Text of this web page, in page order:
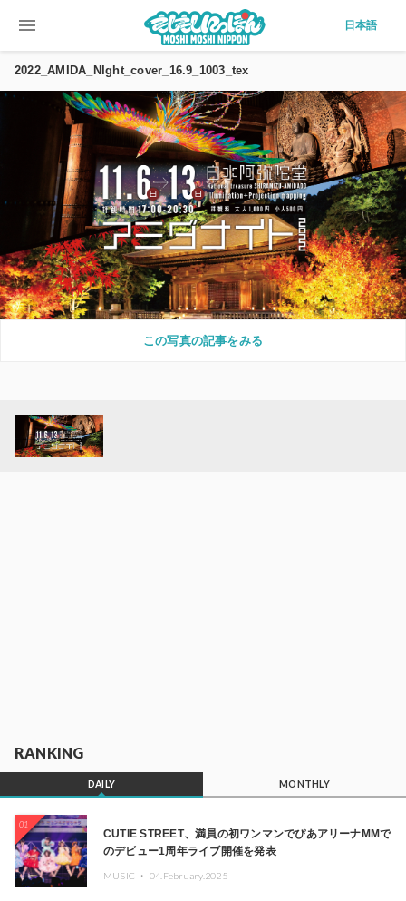
menu 日本語
2022_AMIDA_NIght_cover_16.9_1003_tex
この写真の記事をみる
RANKING
DAILY MONTHLY
01
CUTIE STREET、満員の初ワンマンでぴあアリーナMMで
のデビュー1周年ライブ開催を発表
MUSIC ・ 04.February.2025